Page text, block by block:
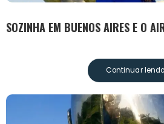
SOZINHA EM BUENOS AIRES E O
Continuar lendo